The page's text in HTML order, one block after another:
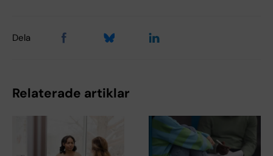
Dela
Relaterade artiklar